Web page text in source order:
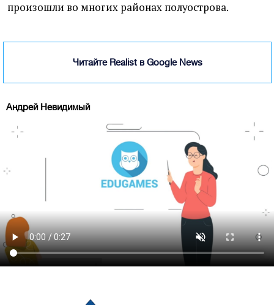
произошли во многих районах полуострова.
Читайте Realist в Google News
Андрей Невидимый